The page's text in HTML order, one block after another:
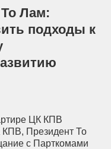
То Лам:
подходы к
ЦК КПВ
КПВ, Президент То
с Парткомами